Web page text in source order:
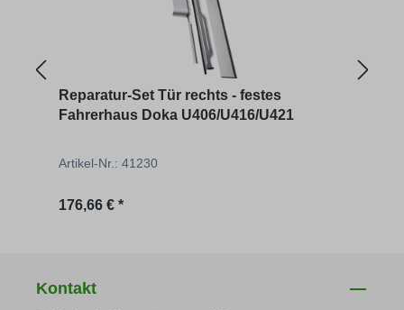
Reparatur-Set Tür rechts - festes
Fahrerhaus Doka U406/U416/U421
Artikel-Nr.: 41230
Regulärer Preis:
176,66 € *
Kontakt